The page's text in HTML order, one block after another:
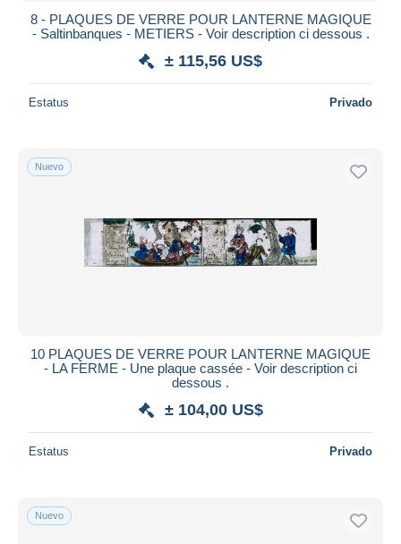
8 - PLAQUES DE VERRE POUR LANTERNE MAGIQUE
- Saltinbanques - METIERS - Voir description ci dessous .
± 115,56 US$
Estatus Privado
Nuevo
10 PLAQUES DE VERRE POUR LANTERNE MAGIQUE
- LA FERME - Une plaque cassée - Voir description ci
dessous .
± 104,00 US$
Estatus Privado
Nuevo